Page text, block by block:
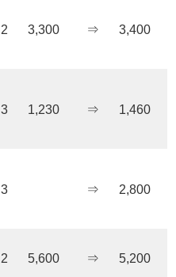
2 3,300 ⇒ 3,400
3 1,230 ⇒ 1,460
3 ⇒ 2,800
2 5,600 ⇒ 5,200